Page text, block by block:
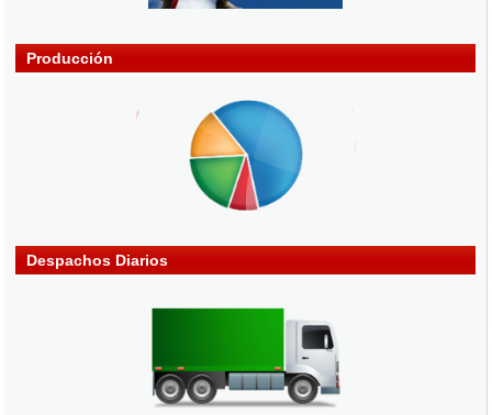
Producción
Despachos Diarios